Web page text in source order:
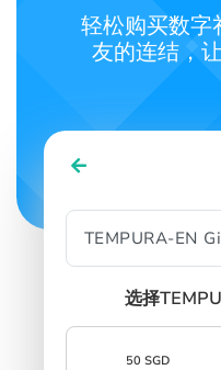
SIGN INSIGN UP
轻松购买数字
友的连结，
选择
50 SGD